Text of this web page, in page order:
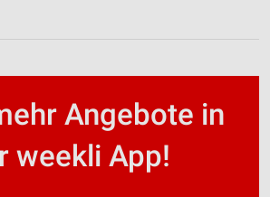
Angebote in
weekli App!